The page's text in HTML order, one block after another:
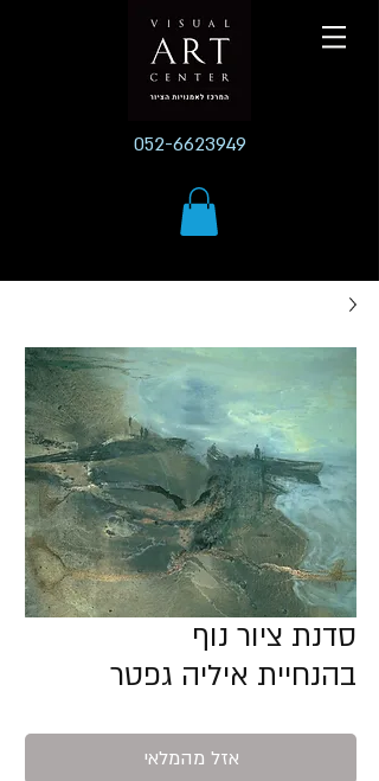
052-6623949
סדנת ציור נוף
בהנחיית איליה גפטר
אזל מהמלאי